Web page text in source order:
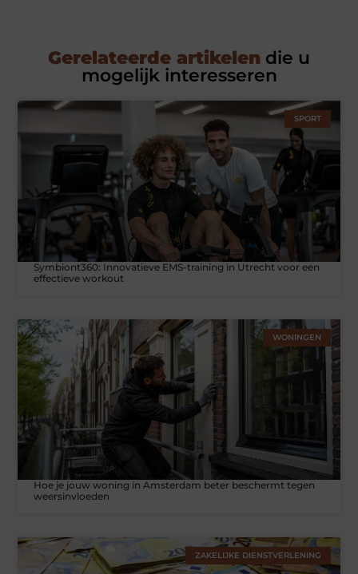
Gerelateerde artikelen die u
mogelijk interesseren
SPORT
Symbiont360: Innovatieve EMS-training in Utrecht voor een
effectieve workout
WONINGEN
Hoe je jouw woning in Amsterdam beter beschermt tegen
weersinvloeden
ZAKELIJKE DIENSTVERLENING